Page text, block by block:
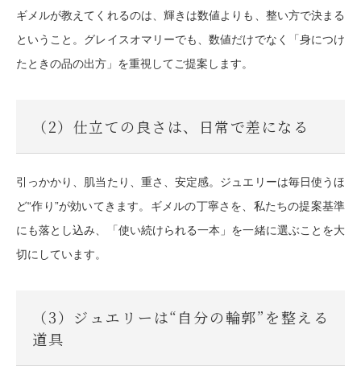
ギメルが教えてくれるのは、 輝きは数値よりも、整い方で決まる
ということ。グレイスオマリーでも、数値だけでなく「身につけ
たときの品の出方」を重視してご提案します。
（2）仕立ての良さは、日常で差になる
引っかかり、肌当たり、重さ、安定感。ジュエリーは毎日使うほ
ど“作り”が効いてきます。ギメルの丁寧さを、私たちの提案基準
にも落とし込み、「使い続けられる一本」を一緒に選ぶことを大
切にしています。
（3）ジュエリーは“自分の輪郭”を整える
道具